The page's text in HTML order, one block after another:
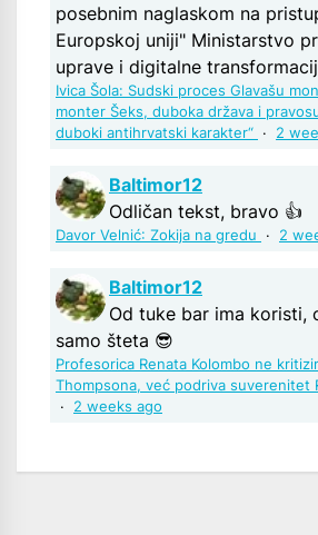
posebnim naglaskom na
Europskoj uniji" Ministarstvo
uprave i digitalne
Ivica Šola: Sudski proces Glavašu
monter Šeks, duboka država i
duboki antihrvatski karakter“ · 2
Baltimor12
Odličan tekst, bravo 👍
Davor Velnić: Zokija na gredu · 2
Baltimor12
Od tuke bar ima koristi,
samo šteta 😎
Profesorica Renata Kolombo ne
Thompsona, već podriva suverenitet
· 2 weeks ago